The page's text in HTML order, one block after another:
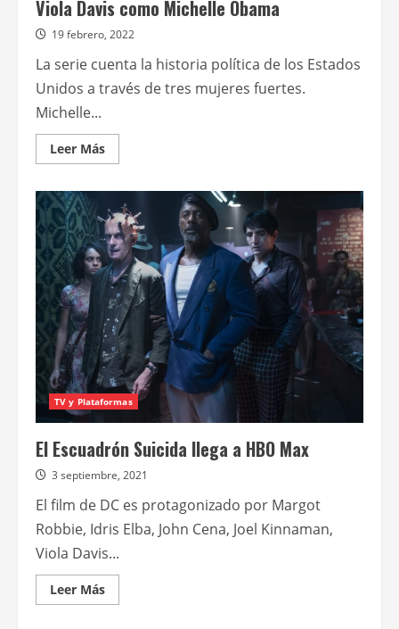
Viola Davis como Michelle Obama
19 febrero, 2022
La serie cuenta la historia política de los Estados
Unidos a través de tres mujeres fuertes.
Michelle...
Leer MásLeer
más
estrenará
The
first
lady,
con
Viola
Davis
como
Michelle
Obama
TV y Plataformas
El Escuadrón Suicida llega a HBO Max
3 septiembre, 2021
El film de DC es protagonizado por Margot
Robbie, Idris Elba, John Cena, Joel Kinnaman,
Viola Davis...
Leer MásLeer
más